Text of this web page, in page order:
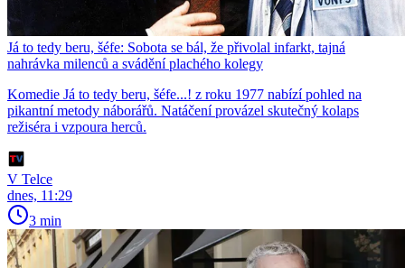
Já to tedy beru, šéfe: Sobota se bál, že přivolal infarkt, tajná
nahrávka milenců a svádění plachého kolegy
Komedie Já to tedy beru, šéfe...! z roku 1977 nabízí pohled na
pikantní metody náborářů. Natáčení provázel skutečný kolaps
režiséra i vzpoura herců.
V Telce
dnes, 11:29
3 min